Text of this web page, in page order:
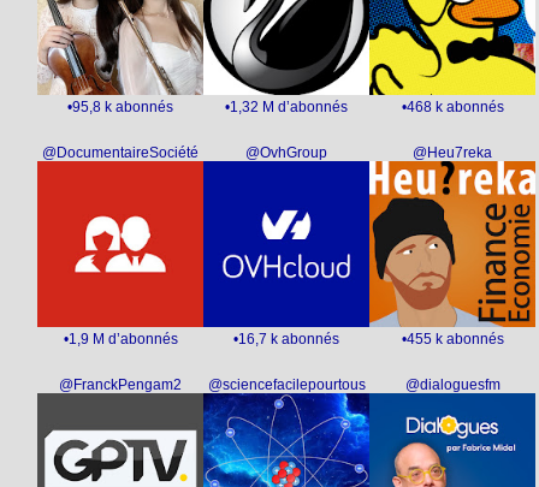
•468 k abonnés
•1,32 M d’abonnés
•95,8 k abonnés
@Heu7reka
•455 k abonnés
@OvhGroup
•16,7 k abonnés
@DocumentaireSociété
•1,9 M d’abonnés
@dialoguesfm
@sciencefacilepourtous
@FranckPengam2